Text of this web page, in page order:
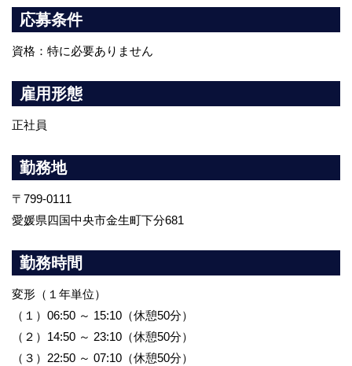
応募条件
資格：特に必要ありません
雇用形態
正社員
勤務地
〒799-0111
愛媛県四国中央市金生町下分681
勤務時間
変形（１年単位）
（１）06:50 ～ 15:10（休憩50分）
（２）14:50 ～ 23:10（休憩50分）
（３）22:50 ～ 07:10（休憩50分）